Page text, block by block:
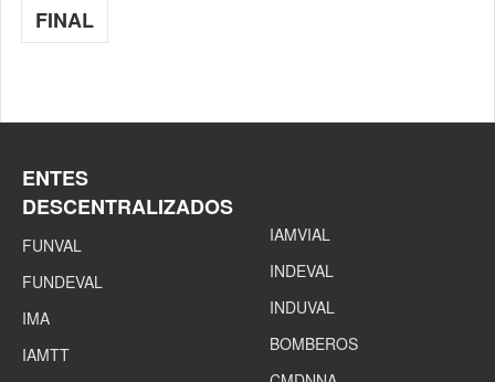
FINAL
ENTES
DESCENTRALIZADOS
FUNVAL
FUNDEVAL
IMA
IAMTT
IAMVIAL
INDEVAL
INDUVAL
BOMBEROS